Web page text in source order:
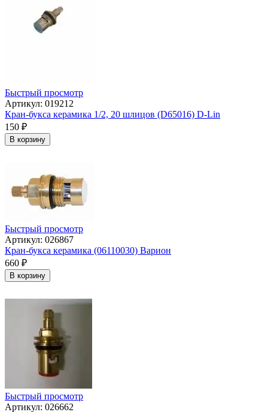
Быстрый просмотр
Артикул: 019212
Кран-букса керамика 1/2, 20 шлицов (D65016) D-Lin
150 ₽
В корзину
Быстрый просмотр
Артикул: 026867
Кран-букса керамика (06110030) Варион
660 ₽
В корзину
Быстрый просмотр
Артикул: 026662